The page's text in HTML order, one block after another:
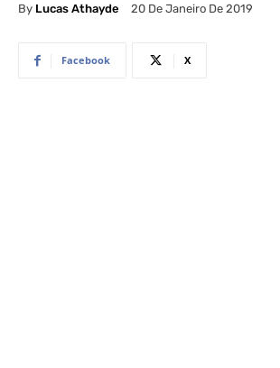
By Lucas Athayde 20 De Janeiro De 2019
Facebook X